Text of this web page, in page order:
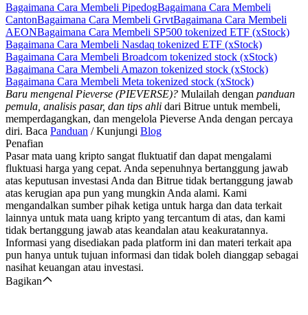
Bagaimana Cara Membeli PipedogBagaimana Cara Membeli
CantonBagaimana Cara Membeli GrvtBagaimana Cara Membeli
AEONBagaimana Cara Membeli SP500 tokenized ETF (xStock)
Bagaimana Cara Membeli Nasdaq tokenized ETF (xStock)
Bagaimana Cara Membeli Broadcom tokenized stock (xStock)
Bagaimana Cara Membeli Amazon tokenized stock (xStock)
Bagaimana Cara Membeli Meta tokenized stock (xStock)
Baru mengenal Pieverse (PIEVERSE)? Mulailah dengan panduan
pemula, analisis pasar, dan tips ahli dari Bitrue untuk membeli,
memperdagangkan, dan mengelola Pieverse Anda dengan percaya
diri. Baca Panduan / Kunjungi Blog
Penafian
Pasar mata uang kripto sangat fluktuatif dan dapat mengalami
fluktuasi harga yang cepat. Anda sepenuhnya bertanggung jawab
atas keputusan investasi Anda dan Bitrue tidak bertanggung jawab
atas kerugian apa pun yang mungkin Anda alami. Kami
mengandalkan sumber pihak ketiga untuk harga dan data terkait
lainnya untuk mata uang kripto yang tercantum di atas, dan kami
tidak bertanggung jawab atas keandalan atau keakuratannya.
Informasi yang disediakan pada platform ini dan materi terkait apa
pun hanya untuk tujuan informasi dan tidak boleh dianggap sebagai
nasihat keuangan atau investasi.
Bagikan